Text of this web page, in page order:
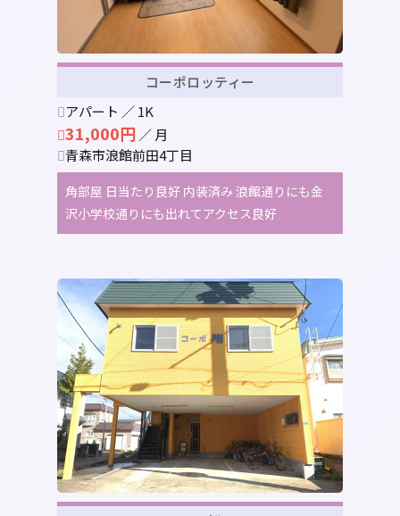
コーポロッティー
アパート ／ 1K
31,000円 ／ 月
青森市浪館前田4丁目
角部屋 日当たり良好 内装済み 浪館通りにも金
沢小学校通りにも出れてアクセス良好